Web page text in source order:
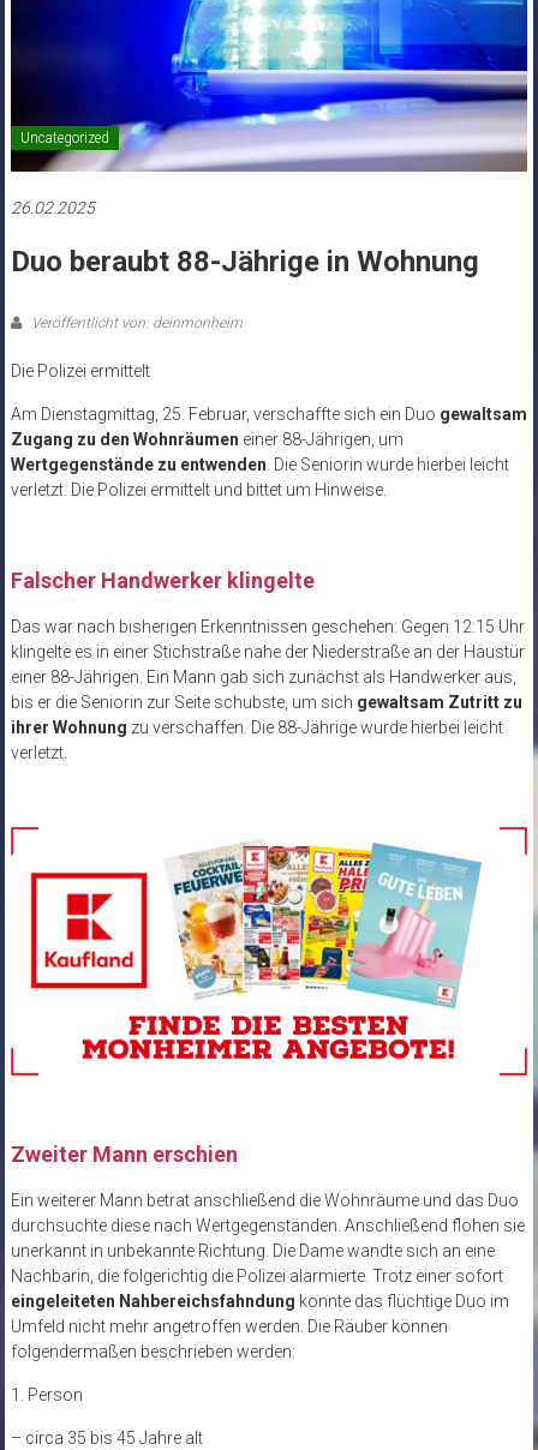
Uncategorized
26.02.2025
Duo beraubt 88-Jährige in Wohnung
Veröffentlicht von: deinmonheim
Die Polizei ermittelt
Am Dienstagmittag, 25. Februar, verschaffte sich ein Duo gewaltsam
Zugang zu den Wohnräumen einer 88-Jährigen, um
Wertgegenstände zu entwenden. Die Seniorin wurde hierbei leicht
verletzt. Die Polizei ermittelt und bittet um Hinweise.
Falscher Handwerker klingelte
Das war nach bisherigen Erkenntnissen geschehen: Gegen 12:15 Uhr
klingelte es in einer Stichstraße nahe der Niederstraße an der Haustür
einer 88-Jährigen. Ein Mann gab sich zunächst als Handwerker aus,
bis er die Seniorin zur Seite schubste, um sich gewaltsam Zutritt zu
ihrer Wohnung zu verschaffen. Die 88-Jährige wurde hierbei leicht
verletzt.
Zweiter Mann erschien
Ein weiterer Mann betrat anschließend die Wohnräume und das Duo
durchsuchte diese nach Wertgegenständen. Anschließend flohen sie
unerkannt in unbekannte Richtung. Die Dame wandte sich an eine
Nachbarin, die folgerichtig die Polizei alarmierte. Trotz einer sofort
eingeleiteten Nahbereichsfahndung konnte das flüchtige Duo im
Umfeld nicht mehr angetroffen werden. Die Räuber können
folgendermaßen beschrieben werden:
1. Person
– circa 35 bis 45 Jahre alt